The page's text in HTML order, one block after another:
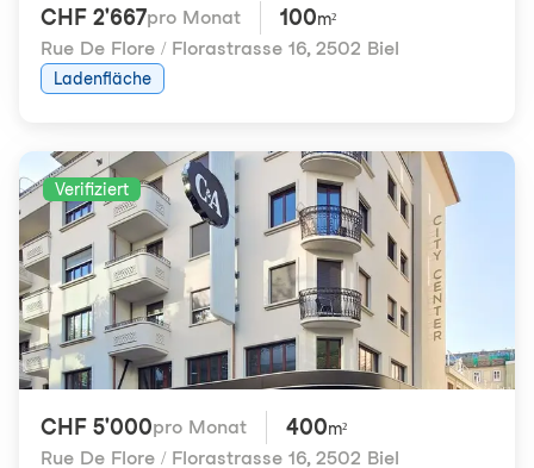
CHF 2'667pro Monat 100m²
Rue De Flore / Florastrasse 16, 2502 Biel
Ladenfläche
Verifiziert
CHF 5'000pro Monat 400m²
Rue De Flore / Florastrasse 16, 2502 Biel